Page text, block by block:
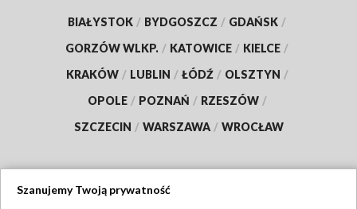
BIAŁYSTOK / BYDGOSZCZ / GDAŃSK /
GORZÓW WLKP. / KATOWICE / KIELCE /
KRAKÓW / LUBLIN / ŁÓDŹ / OLSZTYN /
OPOLE / POZNAŃ / RZESZÓW /
SZCZECIN / WARSZAWA / WROCŁAW
Szanujemy Twoją prywatność